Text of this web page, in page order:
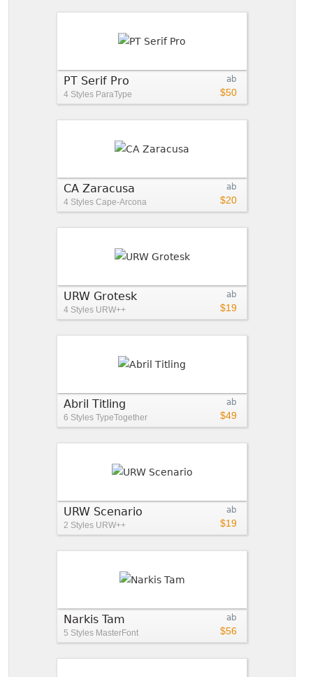
ab
$50
PT Serif Pro
4 Styles ParaType
ab
$20
CA Zaracusa
4 Styles Cape-Arcona
ab
$19
URW Grotesk
4 Styles URW++
ab
$49
Abril Titling
6 Styles TypeTogether
ab
$19
URW Scenario
2 Styles URW++
ab
$56
Narkis Tam
5 Styles MasterFont